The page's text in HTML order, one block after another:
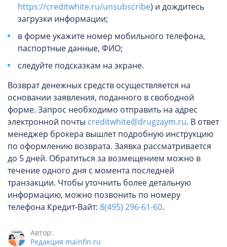
https://creditwhite.ru/unsubscribe) и дождитесь
загрузки информации;
в форме укажите номер мобильного телефона,
паспортные данные, ФИО;
следуйте подсказкам на экране.
Возврат денежных средств осуществляется на
основании заявления, поданного в свободной
форме. Запрос необходимо отправить на адрес
электронной почты creditwhite@drugzaym.ru. В ответ
менеджер брокера вышлет подробную инструкцию
по оформлению возврата. Заявка рассматривается
до 5 дней. Обратиться за возмещением можно в
течение одного дня с момента последней
транзакции. Чтобы уточнить более детальную
информацию, можно позвонить по номеру
телефона Кредит-Вайт: 8(495) 296-61-60.
Автор:
Редакция mainfin.ru